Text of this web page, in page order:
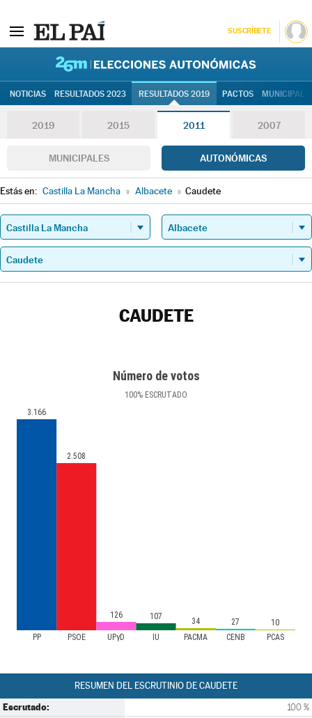
SUSCRÍBETE
NOTICIAS RESULTADOS 2023 RESULTADOS 2019 PACTOS
2019 2015 2011 2007
MUNICIPALES AUTONÓMICAS
Estás en: Castilla La Mancha » Albacete » Caudete
CAUDETE
Número de votos
100% ESCRUTADO
PP PSOE UPyD IU PACMA CENB PCAS
3.166
2.508
126 107 34 27 10
RESUMEN DEL ESCRUTINIO DE CAUDETE
Escrutado: 100 %